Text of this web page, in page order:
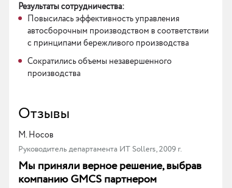
Результаты сотрудничества:
Повысилась эффективность управления
автосборочным производством в соответствии
с принципами бережливого производства
Сократились объемы незавершенного
производства
Отзывы
М. Носов
Руководитель департамента ИТ Sollers, 2009 г.
Мы приняли верное решение, выбрав
компанию GMCS партнером